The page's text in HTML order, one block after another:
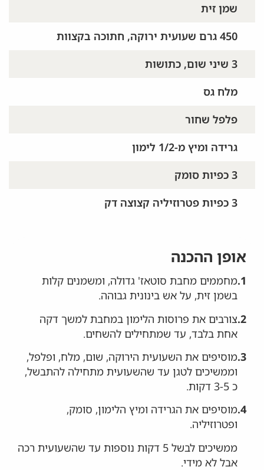
שמן זית
450 גרם שעועית ירוקה, חתוכה בקצוות
3 שיני שום, כתושות
מלח גס
פלפל שחור
גרידה ומיץ מ-1/2 לימון
3 כפיות סומק
3 כפיות פטרוזיליה קצוצה דק
אופן ההכנה
1. מחממים מחבת סוטאז' גדולה, ומשמנים קלות
בשמן זית, על אש בינונית גבוהה.
2. צורבים את פרוסות הלימון במחבת למשך דקה
אחת בלבד, עד שמתחילים להשחים.
3. מוסיפים את השעועית הירוקה, שום, מלח, ופלפל,
וממשיכים לטגן עד שהשעועית מתחילה להתבשל,
כ 3-5 דקות.
4. מוסיפים את הגרידה ומיץ הלימון, סומק,
ופטרוזיליה.
ממשיכים לבשל 5 דקות נוספות עד שהשעועית רכה
אבל לא מידי.